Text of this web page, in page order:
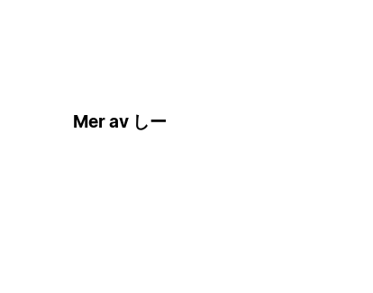
Mer av しー